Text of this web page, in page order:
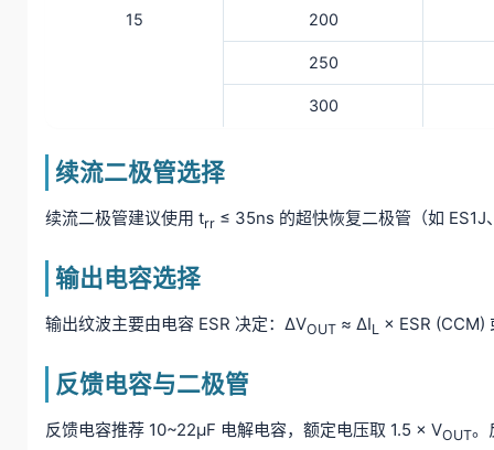
15 200
250
300
续流二极管选择
续流二极管建议使用 trr ≤ 35ns 的超快恢复二极管（如
输出电容选择
输出纹波主要由电容 ESR 决定：ΔVOUT ≈ ΔIL × ESR (CCM)
反馈电容与二极管
反馈电容推荐 10~22μF 电解电容，额定电压取 1.5 × VOUT。